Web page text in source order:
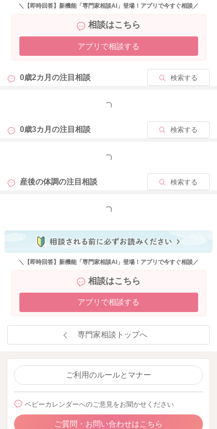
2025/11/18 20:30
＼【即時回答】新機能「専門家相談AI」登場！アプリで今すぐ相談／
相談はこちら
アプリで相談する
0歳2カ月の注目相談 検索する
もっと見る
0歳3カ月の注目相談 検索する
もっと見る
産後の体調の注目相談 検索する
もっと見る
＼【即時回答】新機能「専門家相談AI」登場！アプリで今すぐ相談／
相談はこちら
アプリで相談する
専門家相談トップへ
ご利用のルールとマナー
ベビーカレンダーへのご意見をお聞かせください
ご質問・お問い合わせはこちら